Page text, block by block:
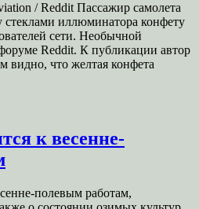
/ Reddit Пассажир самолета
иллюминатора конфету
сети. Необычной
Reddit. К публикации автор
видно, что желтая конфета
к весенне-
полевым работам,